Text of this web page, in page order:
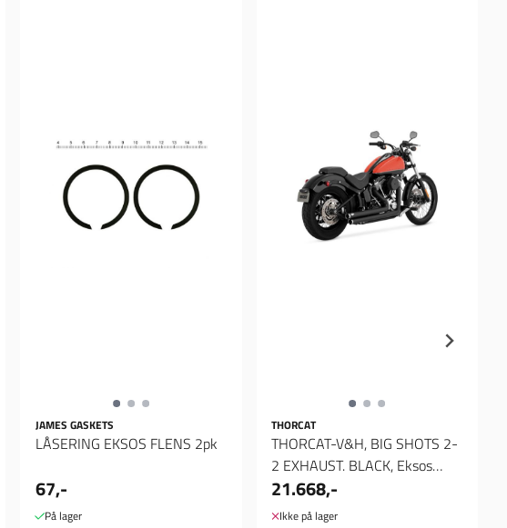
JAMES GASKETS
LÅSERING EKSOS FLENS 2pk
67,-
På lager
THORCAT
THORCAT-V&H, BIG SHOTS 2-
2 EXHAUST. BLACK, Eksos
anlegg
21.668,-
Ikke på lager